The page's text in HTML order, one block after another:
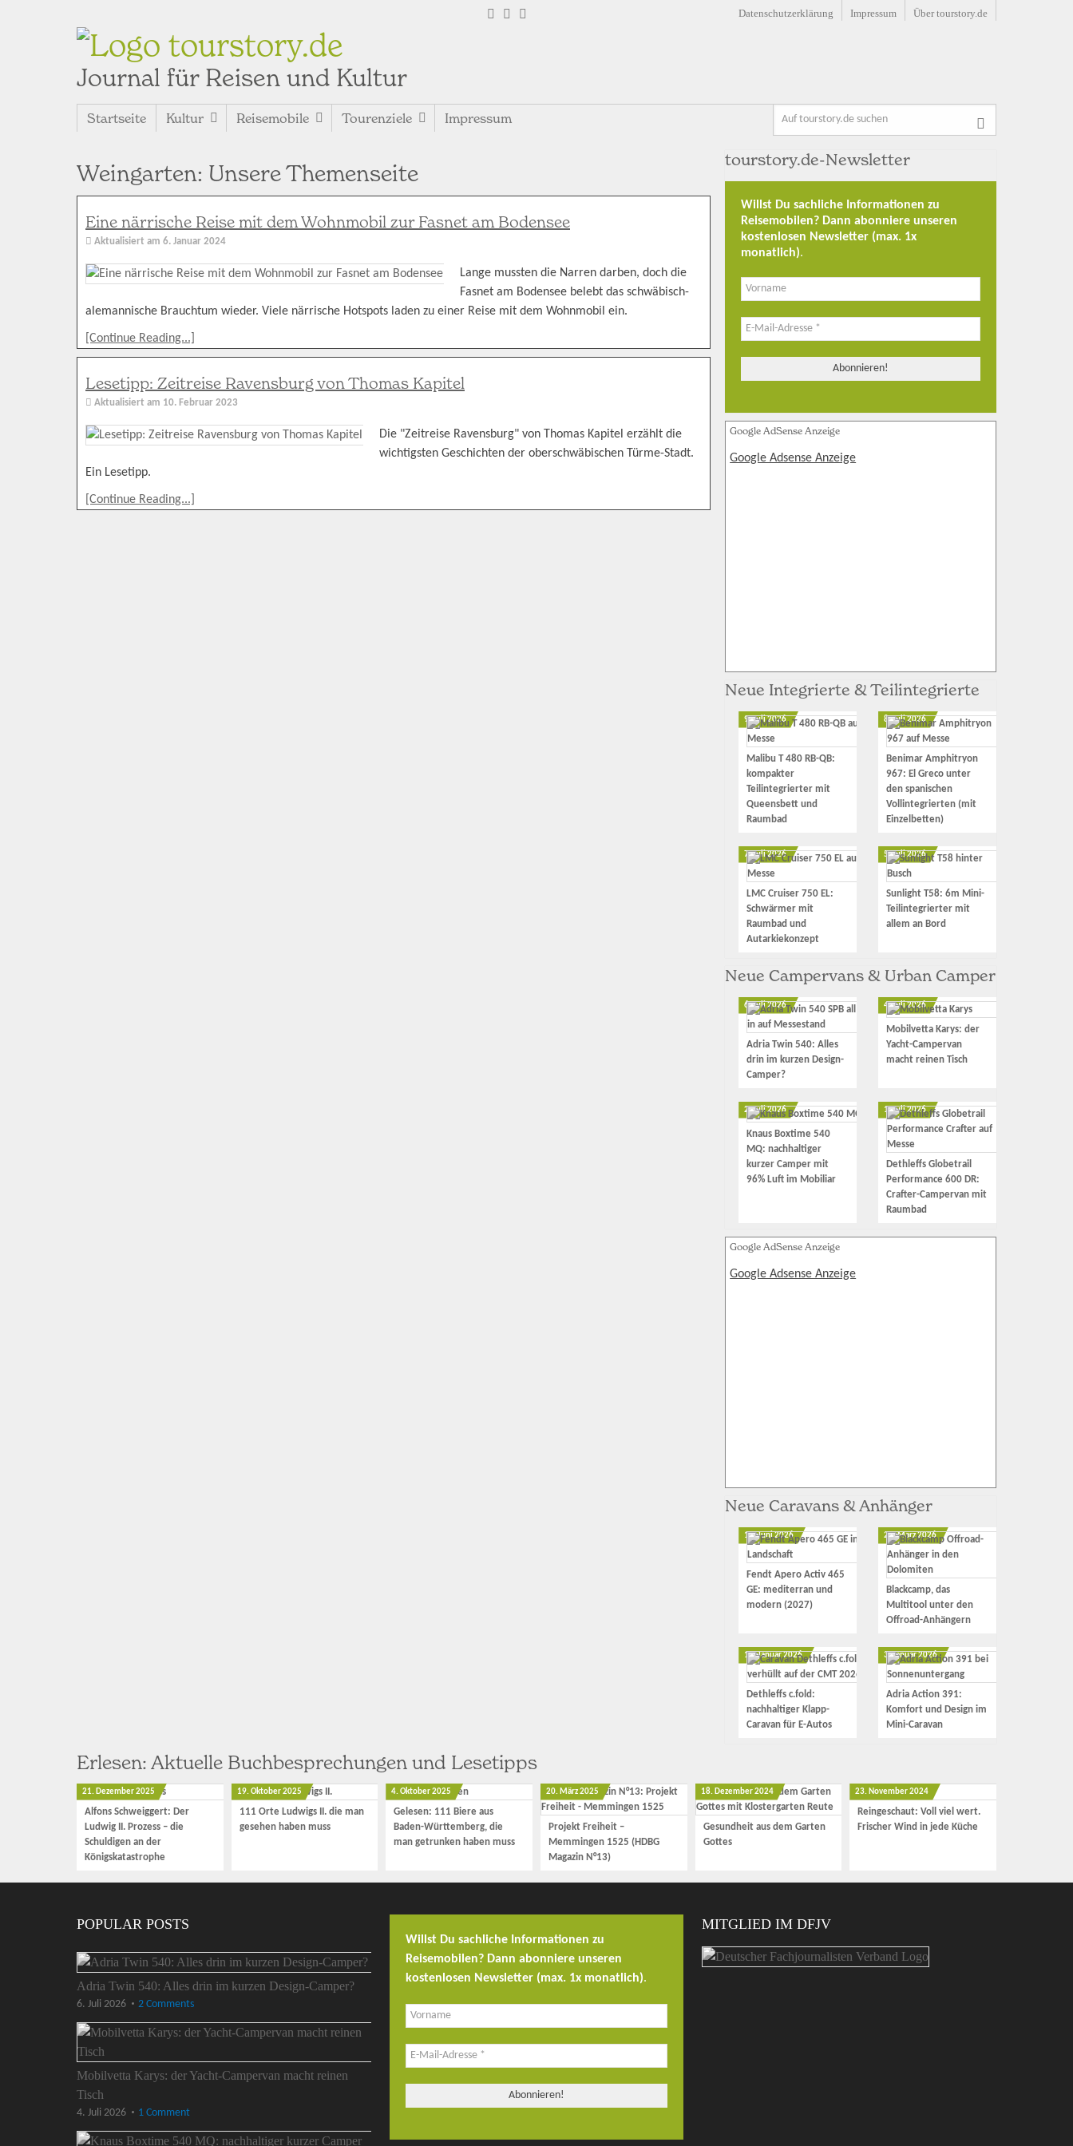
Datenschutzerklärung Impressum Über tourstory.de
tourstory.de
Journal für Reisen und Kultur
Startseite Kultur Reisemobile Tourenziele Impressum
Weingarten: Unsere Themenseite
Eine närrische Reise mit dem Wohnmobil zur Fasnet am Bodensee
Aktualisiert am 6. Januar 2024
Lange mussten die Narren darben, doch die
Fasnet am Bodensee belebt das schwäbisch-
alemannische Brauchtum wieder. Viele närrische Hotspots laden zu einer Reise mit dem Wohnmobil ein.
[Continue Reading...]
Lesetipp: Zeitreise Ravensburg von Thomas Kapitel
Aktualisiert am 10. Februar 2023
Die "Zeitreise Ravensburg" von Thomas Kapitel erzählt die
wichtigsten Geschichten der oberschwäbischen Türme-Stadt.
Ein Lesetipp.
[Continue Reading...]
tourstory.de-Newsletter
Willst Du sachliche Informationen zu
Reisemobilen? Dann abonniere unseren
kostenlosen Newsletter (max. 1x
monatlich).
Google AdSense Anzeige
Google Adsense Anzeige
Neue Integrierte & Teilintegrierte
9. Juli 2026
Malibu T 480 RB-QB:
kompakter
Teilintegrierter mit
Queensbett und
Raumbad
8. Juli 2026
Benimar Amphitryon
967: El Greco unter
den spanischen
Vollintegrierten (mit
Einzelbetten)
7. Juli 2026
LMC Cruiser 750 EL:
Schwärmer mit
Raumbad und
Autarkiekonzept
5. Juli 2026
Sunlight T58: 6m Mini-
Teilintegrierter mit
allem an Bord
Neue Campervans & Urban Camper
6. Juli 2026
Adria Twin 540: Alles
drin im kurzen Design-
Camper?
4. Juli 2026
Mobilvetta Karys: der
Yacht-Campervan
macht reinen Tisch
2. Juli 2026
Knaus Boxtime 540
MQ: nachhaltiger
kurzer Camper mit
96% Luft im Mobiliar
1. Juli 2026
Dethleffs Globetrail
Performance 600 DR:
Crafter-Campervan mit
Raumbad
Google AdSense Anzeige
Google Adsense Anzeige
Neue Caravans & Anhänger
12. Juni 2026
Fendt Apero Activ 465
GE: mediterran und
modern (2027)
23. März 2026
Blackcamp, das
Multitool unter den
Offroad-Anhängern
17. Januar 2026
Dethleffs c.fold:
nachhaltiger Klapp-
Caravan für E-Autos
3. Januar 2026
Adria Action 391:
Komfort und Design im
Mini-Caravan
Erlesen: Aktuelle Buchbesprechungen und Lesetipps
21. Dezember 2025
Alfons Schweiggert: Der
Ludwig II. Prozess – die
Schuldigen an der
Königskatastrophe
19. Oktober 2025
111 Orte Ludwigs II. die man
gesehen haben muss
4. Oktober 2025
Gelesen: 111 Biere aus
Baden-Württemberg, die
man getrunken haben muss
20. März 2025
Projekt Freiheit –
Memmingen 1525 (HDBG
Magazin N°13)
18. Dezember 2024
Gesundheit aus dem Garten
Gottes
23. November 2024
Reingeschaut: Voll viel wert.
Frischer Wind in jede Küche
POPULAR POSTS
Adria Twin 540: Alles drin im kurzen Design-Camper?
6. Juli 2026 2 Comments
Mobilvetta Karys: der Yacht-Campervan macht reinen
Tisch
4. Juli 2026 1 Comment
Willst Du sachliche Informationen zu
Reisemobilen? Dann abonniere unseren
kostenlosen Newsletter (max. 1x monatlich).
MITGLIED IM DFJV